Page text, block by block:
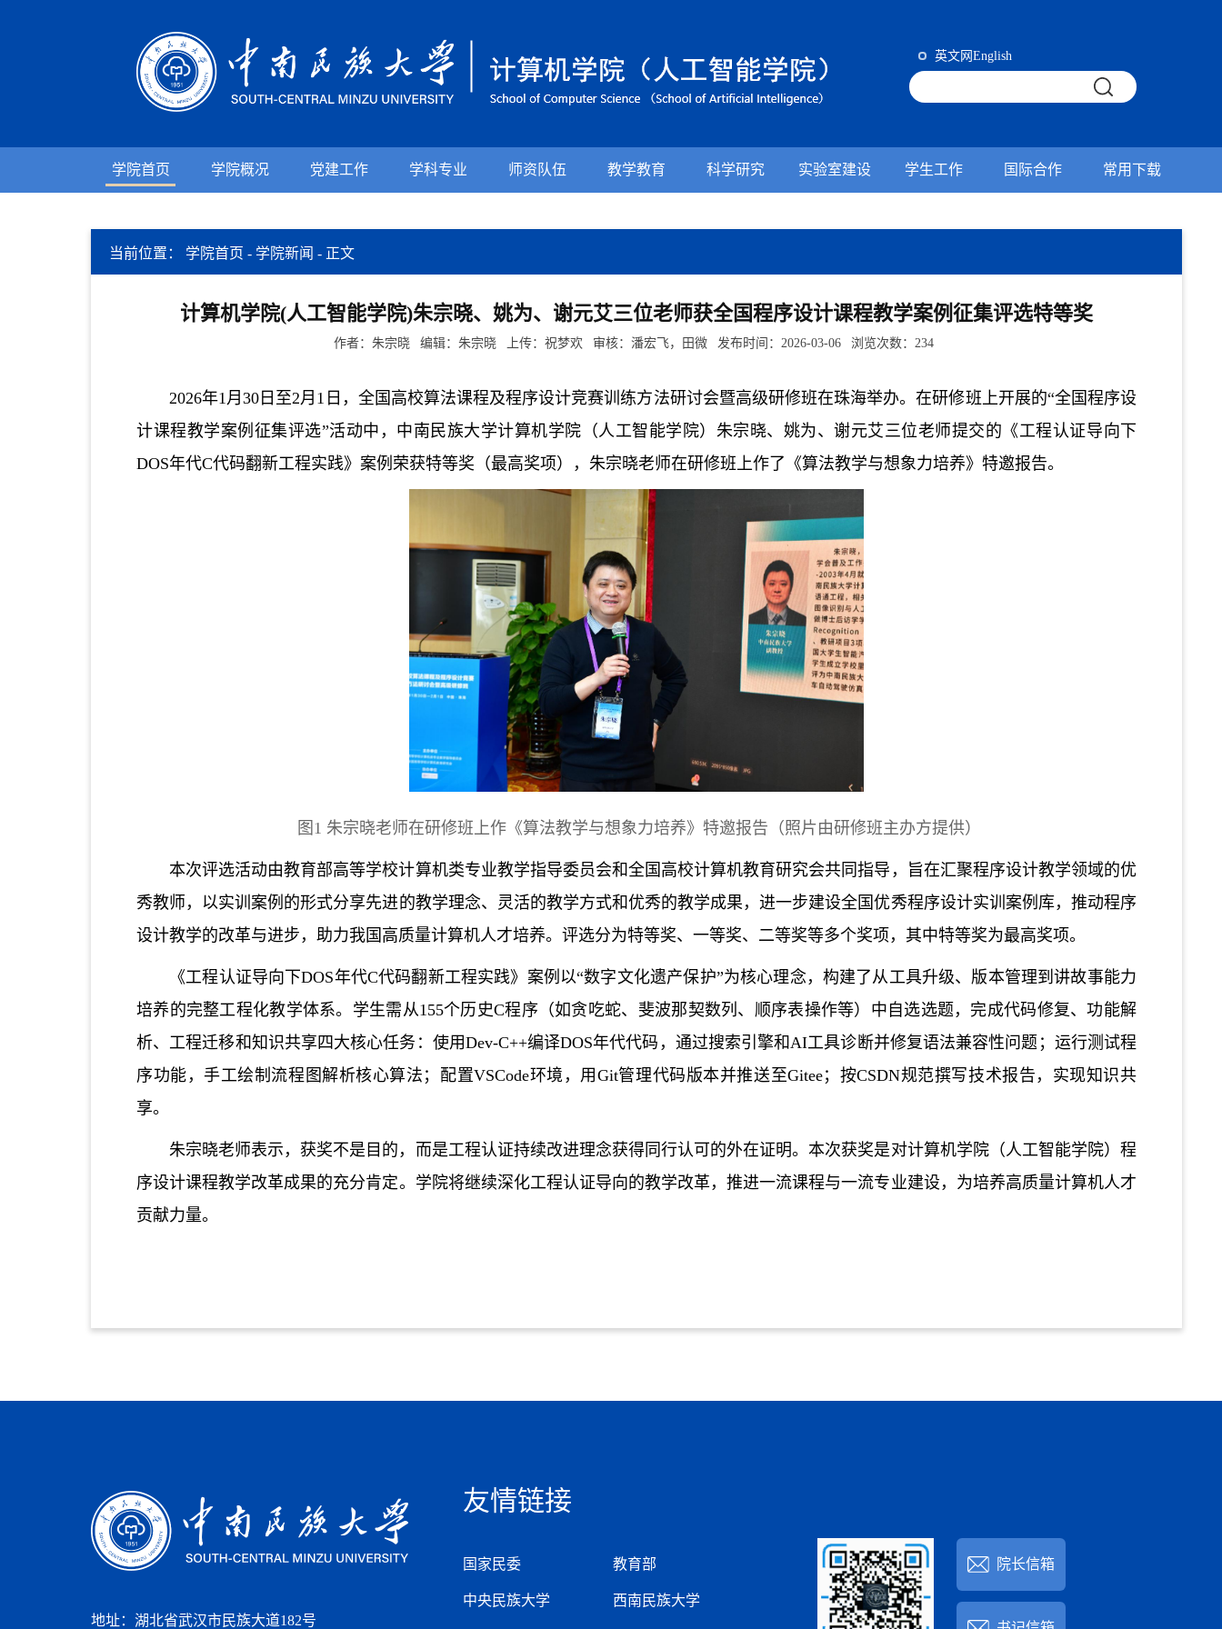
英文网English
学院首页 学院概况 党建工作 学科专业 师资队伍 教学教育 科学研究 实验室建设 学生工作 国际合作 常用下载
当前位置： 学院首页 - 学院新闻 - 正文
计算机学院(人工智能学院)朱宗晓、姚为、谢元艾三位老师获全国程序设计课程教学案例征集评选特等奖
作者：朱宗晓 编辑：朱宗晓 上传：祝梦欢 审核：潘宏飞，田微 发布时间：2026-03-06 浏览次数： 234
2026年1月30日至2月1日，全国高校算法课程及程序设计竞赛训练方法研讨会暨高级研修班在珠海举办。在研修班上开展的“全国程序设
计课程教学案例征集评选”活动中， 中南民族大学计算机学院（人工智能学院）朱宗晓、姚为、谢元艾三位老师提交的《工程认证导向下
DOS年代C代码翻新工程实践》案例荣获特等奖（最高奖项）
， 朱宗晓老师在研修班上作 了 《算法教学与想象力培养》 特邀报告。
图 1 朱宗晓老师在研修班上作《算法教学与想象力培养》 特邀报告 （照片由研修班主办方提供）
本次评选活动由教育部高等学校计算机类专业教学指导委员会和全国高校计算机教育研究会共同指导，旨在汇聚程序设计教学领域的优
秀教师，以实训案例的形式分享先进的教学理念、灵活的教学方式和优秀的教学成果，进一步建设全国优秀程序设计实训案例库，推动程序
设计教学的改革与进步，助力我国高质量计算机人才培养。评选分为特等奖、一等奖、二等奖等多个奖项，其中特等奖为最高奖项。
《工程认证导向下DOS年代C代码翻新工程实践》案例以“数字文化遗产保护”为核心理念，构建了从工具升级、版本管理到讲故事能力
培养的完整工程化教学体系。学生需从155个历史C程序（如贪吃蛇、斐波那契数列、顺序表操作等）中自选选题，完成代码修复、功能解
析、工程迁移和知识共享四大核心任务：使用Dev-C++编译DOS年代代码，通过搜索引擎和AI工具诊断并修复语法兼容性问题；运行测试程
序功能，手工绘制流程图解析核心算法；配置VSCode环境，用Git管理代码版本并推送至Gitee；按CSDN规范撰写技术报告，实现知识共
享。
朱宗晓老师表示，获奖不是目的，而是工程认证持续改进理念获得同行认可的外在证明。本次获奖是对计算机学院（人工智能学院）程
序设计课程教学改革成果的充分肯定。学院将继续深化工程认证导向的教学改革，推进一流课程与一流专业建设，为培养高质量计算机人才
贡献力量。
地址：湖北省武汉市民族大道182号
友情链接
国家民委 教育部
中央民族大学 西南民族大学
院长信箱